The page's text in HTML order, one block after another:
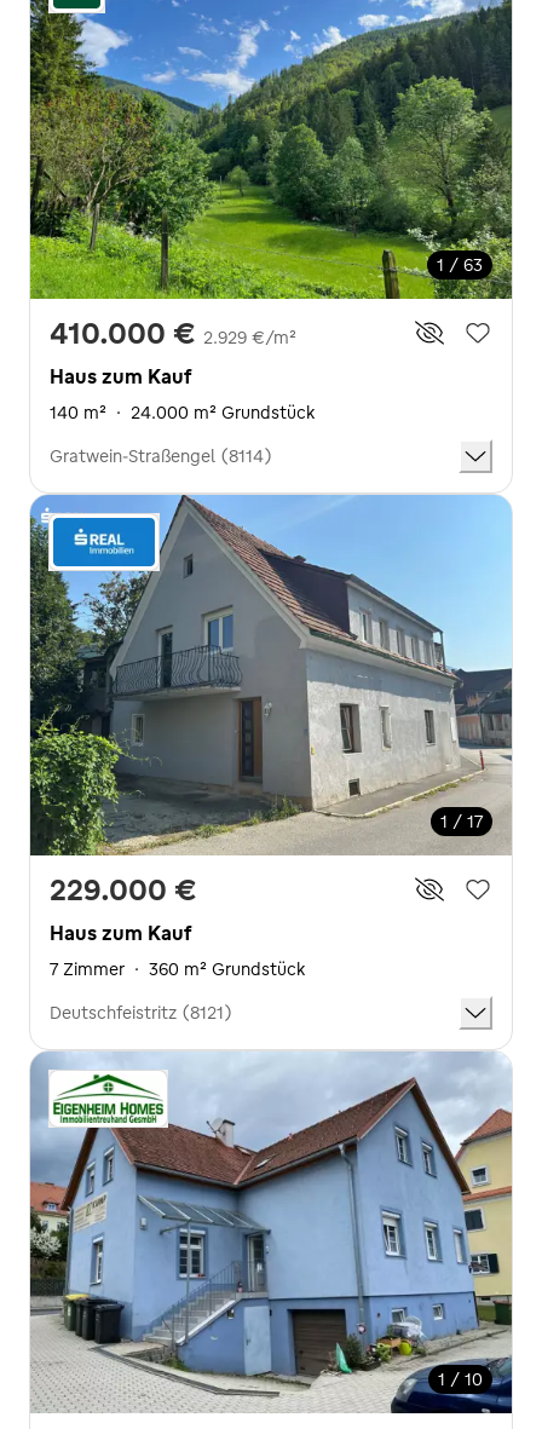
1 / 63
410.000 € 2.929 €/m²
Haus zum Kauf
140 m² · 24.000 m² Grundstück
Gratwein-Straßengel (8114)
1 / 17
229.000 €
Haus zum Kauf
7 Zimmer · 360 m² Grundstück
Deutschfeistritz (8121)
1 / 10